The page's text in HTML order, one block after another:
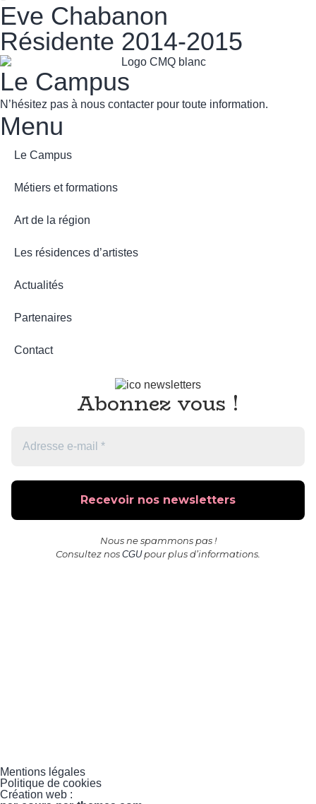
Eve Chabanon
Résidente 2014-2015
Le Campus
N’hésitez pas à nous contacter pour toute information.
Menu
Le Campus
Métiers et formations
Art de la région
Les résidences d’artistes
Actualités
Partenaires
Contact
Abonnez vous !
Nous ne spammons pas !
Consultez nos CGUpour plus d’informations.
Mentions légales
Politique de cookies
Création web :